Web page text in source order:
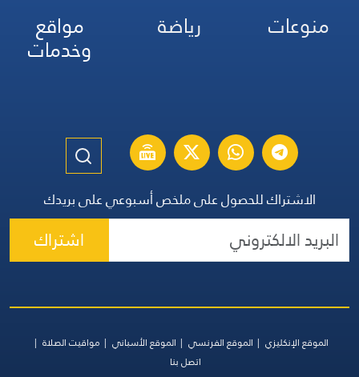
منوعات
رياضة مواقع
وخدمات
الاشتراك للحصول على ملخص أسبوعي على بريدك
اشتراك
الموقع الإنكليزي الموقع الفرنسي الموقع الأسباني
مواقيت الصلاة
اتصل بنا